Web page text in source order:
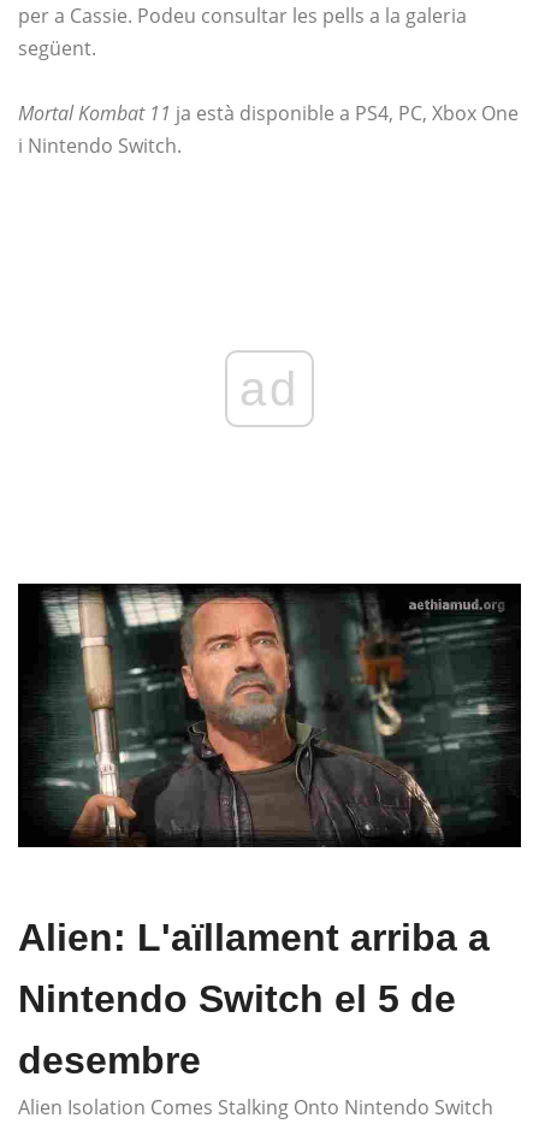
per a Cassie. Podeu consultar les pells a la galeria
següent.
Mortal Kombat 11 ja està disponible a PS4, PC, Xbox One
i Nintendo Switch.
ad
Alien: L'aïllament arriba a
Nintendo Switch el 5 de
desembre
Alien Isolation Comes Stalking Onto Nintendo Switch